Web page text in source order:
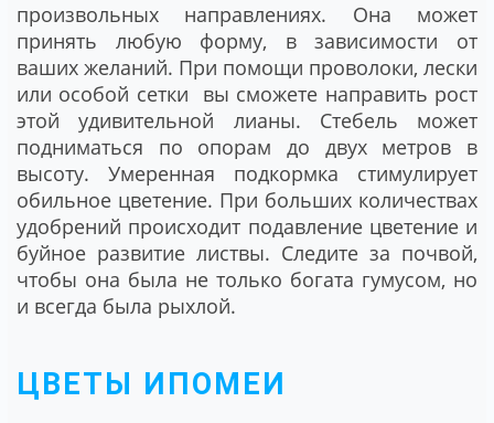
произвольных направлениях. Она может
принять любую форму, в зависимости от
ваших желаний. При помощи проволоки, лески
или особой сетки вы сможете направить рост
этой удивительной лианы. Стебель может
подниматься по опорам до двух метров в
высоту. Умеренная подкормка стимулирует
обильное цветение. При больших количествах
удобрений происходит подавление цветение и
буйное развитие листвы. Следите за почвой,
чтобы она была не только богата гумусом, но
и всегда была рыхлой.
ЦВЕТЫ ИПОМЕИ